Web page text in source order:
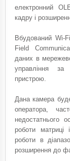
електронний
кадру і
Вбудований Wi-
Field
даних в
управління за
пристрою.
Дана камера
оператора,
недостатнього
роботи
роботи в
розширення до